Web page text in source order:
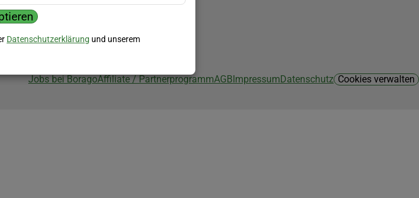
Jobs bei BoragoAffiliate / PartnerprogrammAGBImpressumDatenschutz Cookies verwalten
Datenschutzerklärung und unserem